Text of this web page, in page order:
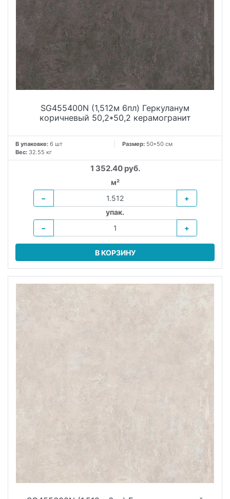
SG455400N (1,512м 6пл) Геркуланум
коричневый 50,2*50,2 керамогранит
В упаковке: 6 шт Размер: 50*50 см
Вес: 32.55 кг
1 352.40 руб.
м²
−
+
упак.
−
+
В КОРЗИНУ